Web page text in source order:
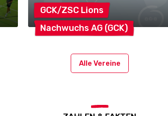
GCK/ZSC Lions
Nachwuchs AG (GCK)
Alle Vereine